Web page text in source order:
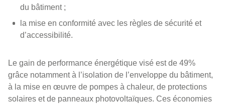
du bâtiment ;
la mise en conformité avec les règles de sécurité et
d’accessibilité.
Le gain de performance énergétique visé est de 49%
grâce notamment à l’isolation de l’enveloppe du bâtiment,
à la mise en œuvre de pompes à chaleur, de protections
solaires et de panneaux photovoltaïques. Ces économies